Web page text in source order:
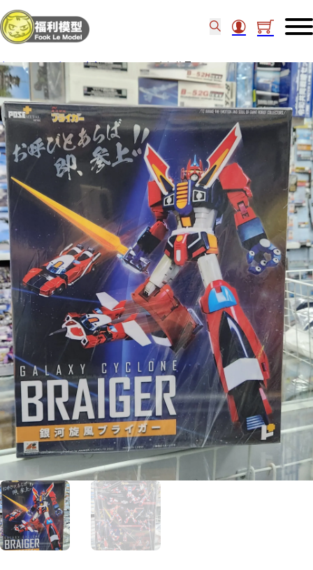
主頁 / Figure類 合金玩具 / Pose+銀河旋風 765458